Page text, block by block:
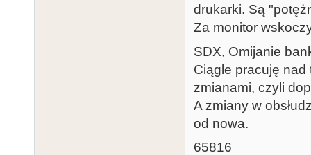
drukarki. Są
Za monitor
SDX, Omijanie
Ciągle pracuję nad
zmianami, czyli
A zmiany w
od nowa.
65816